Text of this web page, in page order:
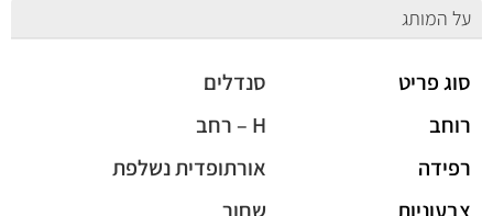
על המותג
סוג פריט
סנדלים
רוחב
H – רחב
רפידה
אורתופדית נשלפת
צבעוניות
שחור